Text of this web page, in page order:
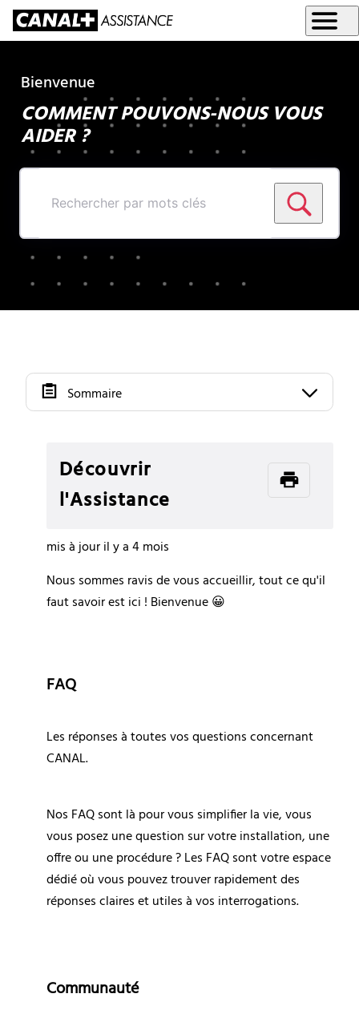
Bienvenue
COMMENT POUVONS-NOUS VOUS
AIDER ?
Rechercher
par
mots
Sommaire
Découvrir
l'Assistance
mis à jour il y a 4 mois
Nous sommes ravis de vous accueillir, tout ce qu'il
faut savoir est ici ! Bienvenue 😀
FAQ
Les réponses à toutes vos questions concernant
CANAL.
Nos FAQ sont là pour vous simplifier la vie, vous
vous posez une question sur votre installation, une
offre ou une procédure ? Les FAQ sont votre espace
dédié où vous pouvez trouver rapidement des
réponses claires et utiles à vos interrogations.
Communauté